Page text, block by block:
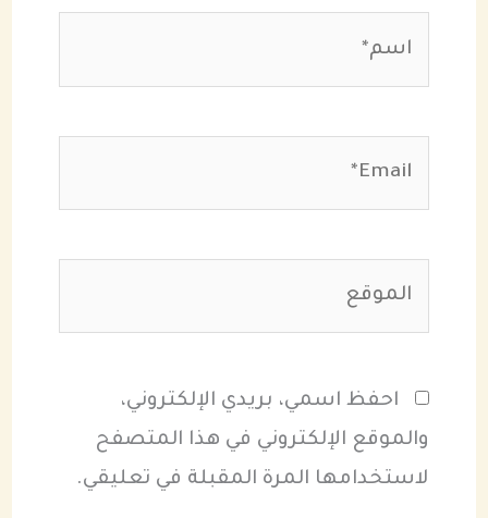
احفظ اسمي، بريدي الإلكتروني،
والموقع الإلكتروني في هذا المتصفح
لاستخدامها المرة المقبلة في تعليقي.